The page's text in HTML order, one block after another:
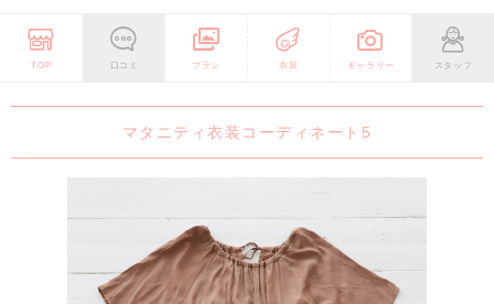
TOP 口コミ プラン 衣装 ギャラリー スタッフ
マタニティ衣装コーディネート5